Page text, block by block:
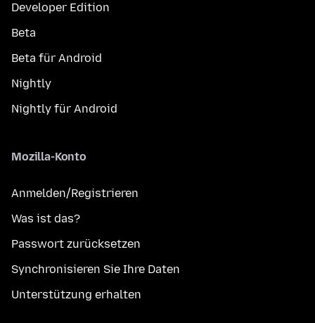
Developer Edition
Beta
Beta für Android
Nightly
Nightly für Android
Mozilla-Konto
Anmelden/Registrieren
Was ist das?
Passwort zurücksetzen
Synchronisieren Sie Ihre Daten
Unterstützung erhalten